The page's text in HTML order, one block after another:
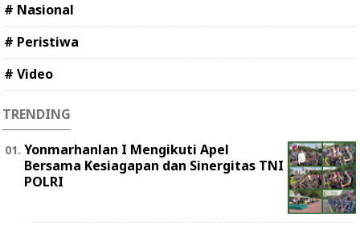
# Nasional
# Peristiwa
# Video
TRENDING
Yonmarhanlan I Mengikuti Apel
Bersama Kesiagapan dan Sinergitas TNI
POLRI